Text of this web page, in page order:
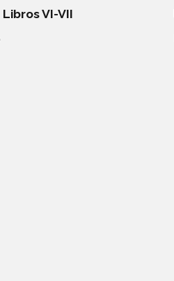
VI-VII